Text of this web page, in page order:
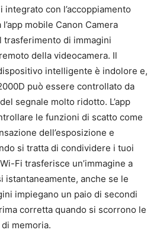
con l’accoppiamento
mobile Canon Camera
trasferimento di immagini
della videocamera. Il
intelligente è indolore e,
può essere controllato da
segnale molto ridotto. L’app
le funzioni di scatto come
dell’esposizione e
si tratta di condividere i tuoi
Fi trasferisce un’immagine a
istantaneamente, anche se le
impiegano un paio di secondi
corretta quando si scorrono le
memoria.